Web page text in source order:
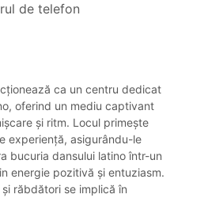
de telefon
ca un centru dedicat
oferind un mediu captivant
și ritm. Locul primește
experiență, asigurându-le
bucuria dansului latino într-un
energie pozitivă și entuziasm.
răbdători se implică în